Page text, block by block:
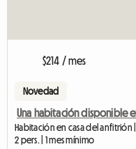
$214 / mes
Novedad
Una habitación disponible
Habitación en casa del anfitrión
2 pers. | 1 mes mínimo